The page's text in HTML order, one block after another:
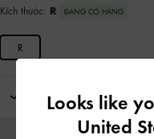
Kích thước: R ĐANG CÓ HÀNG
R
Kết hợp với
Looks like
United